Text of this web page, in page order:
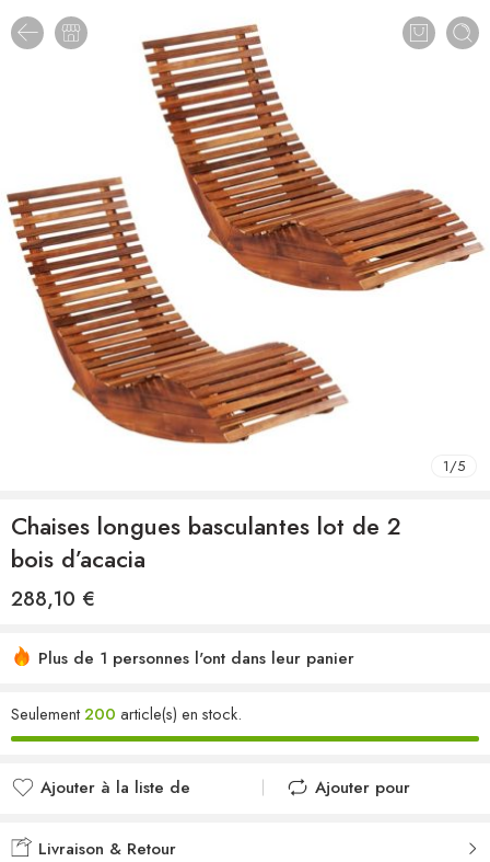
1/5
Chaises longues basculantes lot de 2
bois d’acacia
288,10 €
Plus de 1 personnes l'ont dans leur panier
Seulement200 article(s) en stock.
Ajouter à la liste de
Ajouté à la liste de
Ajouter pour
Livraison & Retour